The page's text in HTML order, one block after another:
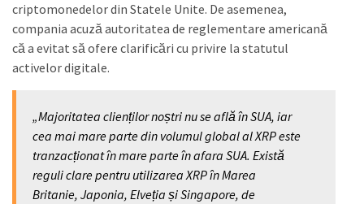
criptomonedelor din Statele Unite. De asemenea,
compania acuză autoritatea de reglementare americană
că a evitat să ofere clarificări cu privire la statutul
activelor digitale.
„Majoritatea clienților noștri nu se află în SUA, iar
cea mai mare parte din volumul global al XRP este
tranzacționat în mare parte în afara SUA. Există
reguli clare pentru utilizarea XRP în Marea
Britanie, Japonia, Elveția și Singapore, de